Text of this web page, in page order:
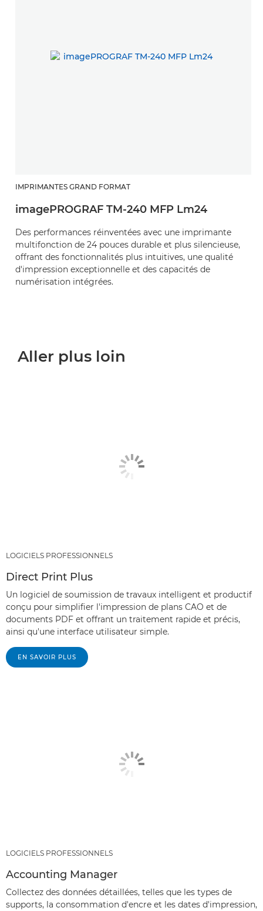
IMPRIMANTES GRAND FORMAT
imagePROGRAF TM-240 MFP Lm24
Des performances réinventées avec une imprimante
multifonction de 24 pouces durable et plus silencieuse,
offrant des fonctionnalités plus intuitives, une qualité
d'impression exceptionnelle et des capacités de
numérisation intégrées.
Aller plus loin
LOGICIELS PROFESSIONNELS
Direct Print Plus
Un logiciel de soumission de travaux intelligent et productif
conçu pour simplifier l'impression de plans CAO et de
documents PDF et offrant un traitement rapide et précis,
ainsi qu'une interface utilisateur simple.
EN SAVOIR PLUS
LOGICIELS PROFESSIONNELS
Accounting Manager
Collectez des données détaillées, telles que les types de
supports, la consommation d'encre et les dates d'impression,